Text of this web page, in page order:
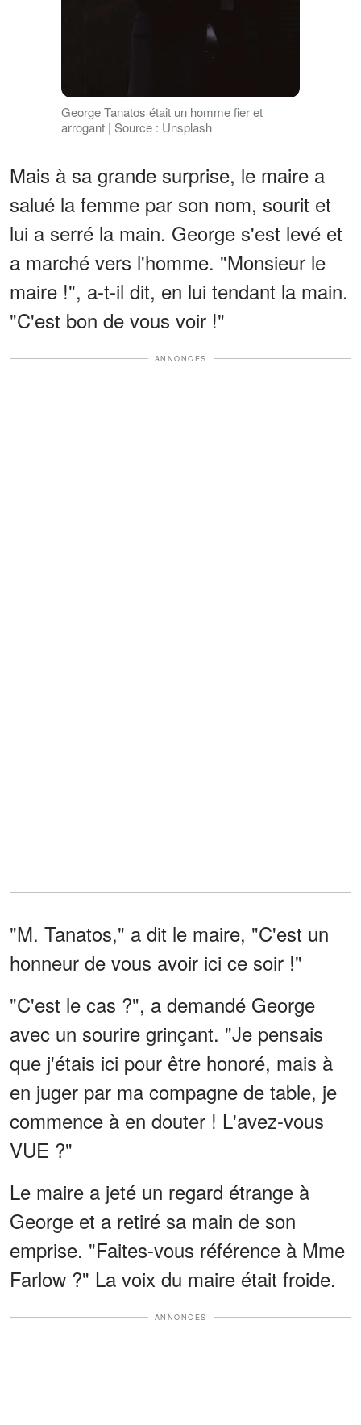
George Tanatos était un homme fier et
arrogant | Source : Unsplash
Mais à sa grande surprise, le maire a
salué la femme par son nom, sourit et
lui a serré la main. George s'est levé et
a marché vers l'homme. "Monsieur le
maire !", a-t-il dit, en lui tendant la main.
"C'est bon de vous voir !"
ANNONCES
"M. Tanatos," a dit le maire, "C'est un
honneur de vous avoir ici ce soir !"
"C'est le cas ?", a demandé George
avec un sourire grinçant. "Je pensais
que j'étais ici pour être honoré, mais à
en juger par ma compagne de table, je
commence à en douter ! L'avez-vous
VUE ?"
Le maire a jeté un regard étrange à
George et a retiré sa main de son
emprise. "Faites-vous référence à Mme
Farlow ?" La voix du maire était froide.
ANNONCES